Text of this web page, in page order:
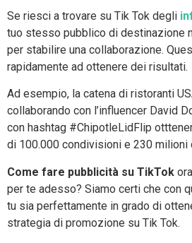
Se riesci a trovare su Tik Tok degli
tuo stesso pubblico di destinazione
per stabilire una collaborazione.
rapidamente ad ottenere dei risultati.
Ad esempio, la catena di ristoranti
collaborando con l’influencer David
con hashtag #ChipotleLidFlip
di 100.000 condivisioni e 230
Come fare pubblicità su TikTok
per te adesso? Siamo certi che con
tu sia perfettamente in grado di
strategia di promozione su Tik Tok.